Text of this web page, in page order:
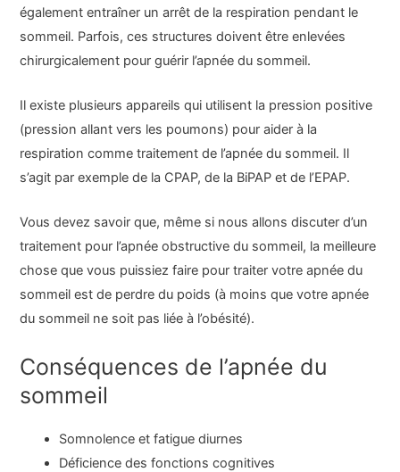
également entraîner un arrêt de la respiration pendant le
sommeil. Parfois, ces structures doivent être enlevées
chirurgicalement pour guérir l’apnée du sommeil.
Il existe plusieurs appareils qui utilisent la pression positive
(pression allant vers les poumons) pour aider à la
respiration comme traitement de l’apnée du sommeil. Il
s’agit par exemple de la CPAP, de la BiPAP et de l’EPAP.
Vous devez savoir que, même si nous allons discuter d’un
traitement pour l’apnée obstructive du sommeil, la meilleure
chose que vous puissiez faire pour traiter votre apnée du
sommeil est de perdre du poids (à moins que votre apnée
du sommeil ne soit pas liée à l’obésité).
Conséquences de l’apnée du
sommeil
Somnolence et fatigue diurnes
Déficience des fonctions cognitives